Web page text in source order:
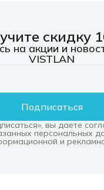
скидку
на акции и
VISTLAN
Подписаться
вы даете
персональных
и